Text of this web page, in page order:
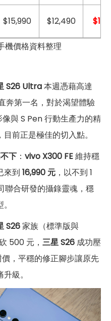
$15,990 $12,490
機價格資料整理
S26 Ultra本週憑藉高達
奔第一名，對於渴望體驗
與 S Pen 行動生產力的精
前正是極佳的切入點。
下 ： vivo X300 FE維持穩
來到 16,990 元 ，以不到 1
聯合研發的攝錄靈魂，穩
S26家族（標準版與
500 元， 三星 S26成功壓
，平穩的修正腳步讓原先
級。